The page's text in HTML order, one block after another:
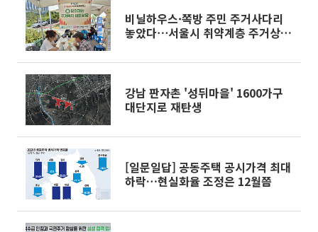
비닐하우스·쪽방 주민 주거사다리
놓았다⋯서울시 취약계층 주거상향
강남 판자촌 '성뒤마을' 1600가구
대단지로 재탄생
[일문일답] 공동주택 공시가격 최대
하락…현실화율 조정은 12월쯤